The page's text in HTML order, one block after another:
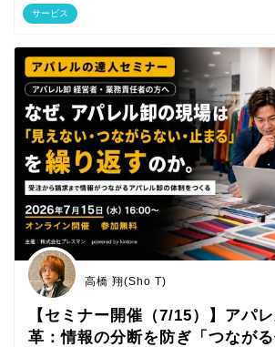
サービス
高橋 翔(Sho T)
【セミナー開催（7/15）】アパ
革：情報の分断を防ぎ「つなが